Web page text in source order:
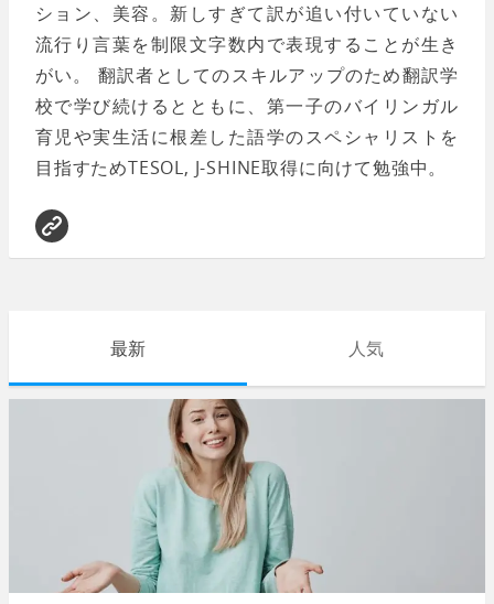
ション、美容。新しすぎて訳が追い付いていない
流行り言葉を制限文字数内で表現することが生き
がい。 翻訳者としてのスキルアップのため翻訳学
校で学び続けるとともに、第一子のバイリンガル
育児や実生活に根差した語学のスペシャリストを
目指すためTESOL, J-SHINE取得に向けて勉強中。
最新 人気